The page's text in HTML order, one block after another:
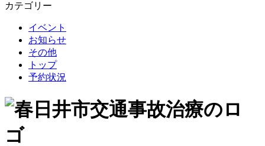
カテゴリー
イベント
お知らせ
その他
トップ
予約状況